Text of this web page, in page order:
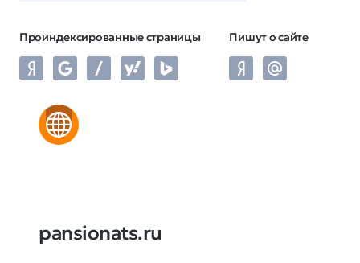
Проиндексированные страницы Пишут о сайте
pansionats.ru